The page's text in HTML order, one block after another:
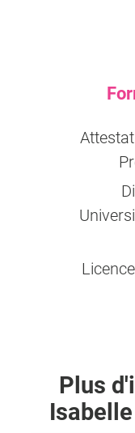
Plus
Isabelle